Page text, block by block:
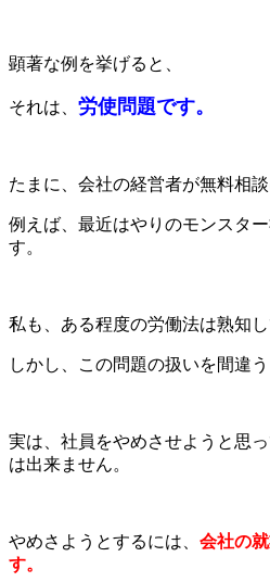
顕著な例を挙げると、
それは、 労使問題です。
たまに、会社の経営者が無料相
例えば、最近はやりのモンスタ
す。
私も、ある程度の労働法は熟知
しかし、この問題の扱いを間違
実は、社員をやめさせようと思
は出来ません。
やめさようとするには、 会社の
す。